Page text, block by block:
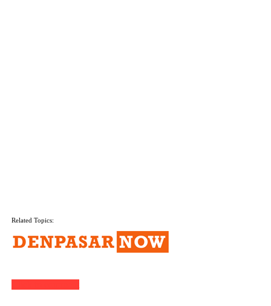
Related Topics: